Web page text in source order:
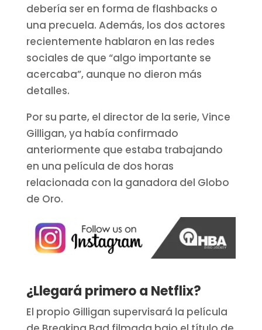
debería ser en forma de flashbacks o
una precuela. Además, los dos actores
recientemente hablaron en las redes
sociales de que “algo importante se
acercaba”, aunque no dieron más
detalles.
Por su parte, el director de la serie, Vince
Gilligan, ya había confirmado
anteriormente que estaba trabajando
en una película de dos horas
relacionada con la ganadora del Globo
de Oro.
¿Llegará primero a Netflix?
El propio Gilligan supervisará la película